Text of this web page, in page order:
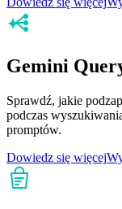
Gemini
Sprawdź, jakie
podczas
promptów.
Dowiedz się więcej